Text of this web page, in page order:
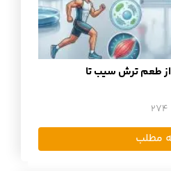
از طعم ترش سیب تا
274
مطلب